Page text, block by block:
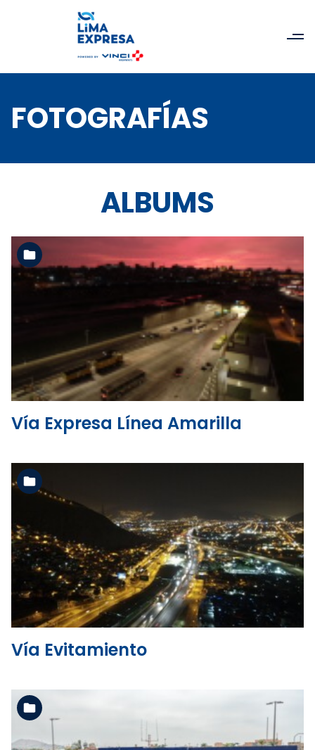
FOTOGRAFÍAS
ALBUMS
Ver la carpeta
Vía Expresa Línea Amarilla
Ver la carpeta
Vía Evitamiento